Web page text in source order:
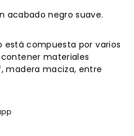
acabado negro suave.
está compuesta por varios
materiales
madera maciza, entre